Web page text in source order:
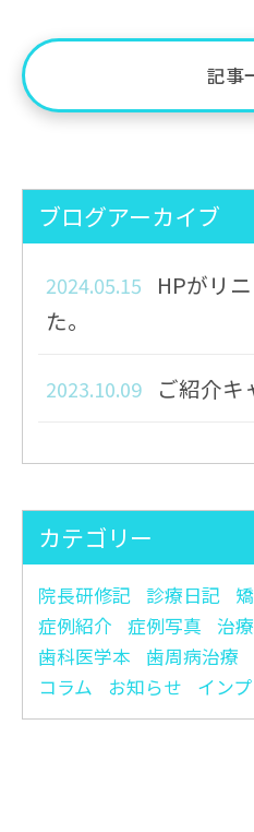
記事
ブログアーカイブ
2024.05.15
HPがリ
た。
2023.10.09 ご紹介キ
2023.08.01 右も左も
2023.07.18
～患者さんの悩みと
2023.06.30 大人にな
んなメリットがあり
カテゴリー
院長研修記 診療日記
症例紹介
症例写真 治
歯科医学本
歯周病治療
コラム
お知らせ イン